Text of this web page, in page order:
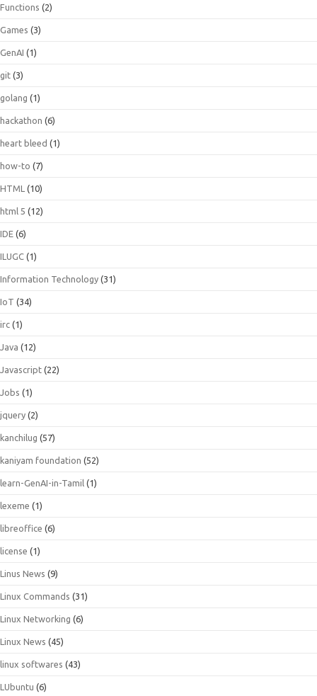
Functions (2)
Games (3)
GenAI (1)
git (3)
golang (1)
hackathon (6)
heart bleed (1)
how-to (7)
HTML (10)
html 5 (12)
IDE (6)
ILUGC (1)
Information Technology (31)
IoT (34)
irc (1)
Java (12)
Javascript (22)
Jobs (1)
jquery (2)
kanchilug (57)
kaniyam foundation (52)
learn-GenAI-in-Tamil (1)
lexeme (1)
libreoffice (6)
license (1)
Linus News (9)
Linux Commands (31)
Linux Networking (6)
Linux News (45)
linux softwares (43)
LUbuntu (6)